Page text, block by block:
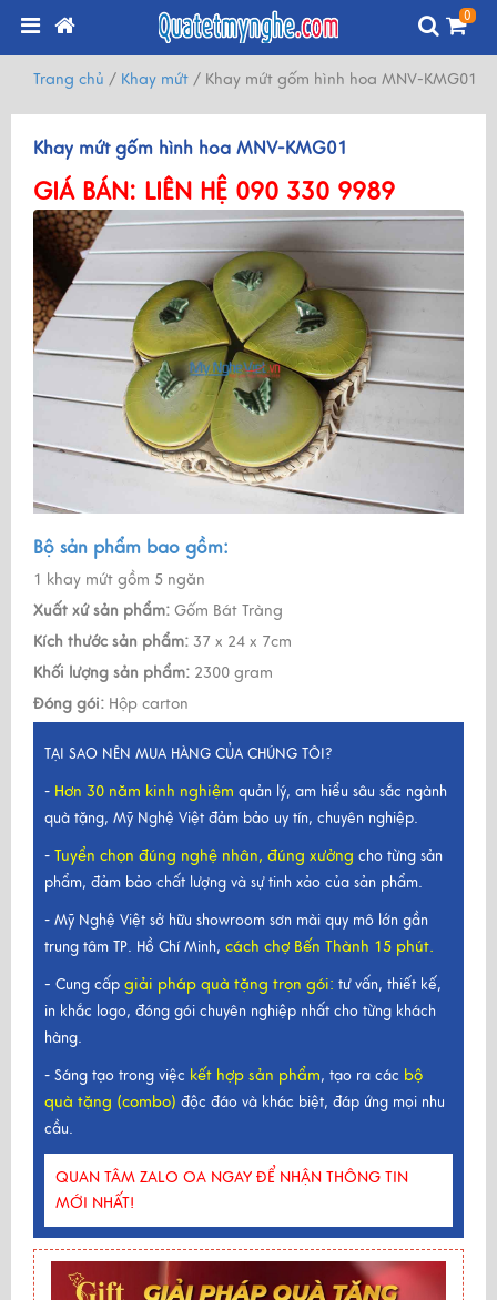
0
Trang chủ / Khay mứt / Khay mứt gốm hình hoa MNV-KMG01
Khay mứt gốm hình hoa MNV-KMG01
GIÁ BÁN: LIÊN HỆ 090 330 9989
Bộ sản phẩm bao gồm:
1 khay mứt gồm 5 ngăn
Xuất xứ sản phẩm: Gốm Bát Tràng
Kích thước sản phẩm: 37 x 24 x 7cm
Khối lượng sản phẩm: 2300 gram
Đóng gói: Hộp carton
TẠI SAO NÊN MUA HÀNG CỦA CHÚNG TÔI?
- Hơn 30 năm kinh nghiệm quản lý, am hiểu sâu sắc ngành
quà tặng, Mỹ Nghệ Việt đảm bảo uy tín, chuyên nghiệp.
- Tuyển chọn đúng nghệ nhân, đúng xưởng cho từng sản
phẩm, đảm bảo chất lượng và sự tinh xảo của sản phẩm.
- Mỹ Nghệ Việt sở hữu showroom sơn mài quy mô lớn gần
trung tâm TP. Hồ Chí Minh, cách chợ Bến Thành 15 phút.
- Cung cấp giải pháp quà tặng trọn gói: tư vấn, thiết kế,
in khắc logo, đóng gói chuyên nghiệp nhất cho từng khách
hàng.
- Sáng tạo trong việc kết hợp sản phẩm, tạo ra các bộ
quà tặng (combo) độc đáo và khác biệt, đáp ứng mọi nhu
cầu.
QUAN TÂM ZALO OA NGAY ĐỂ NHẬN THÔNG TIN
MỚI NHẤT!